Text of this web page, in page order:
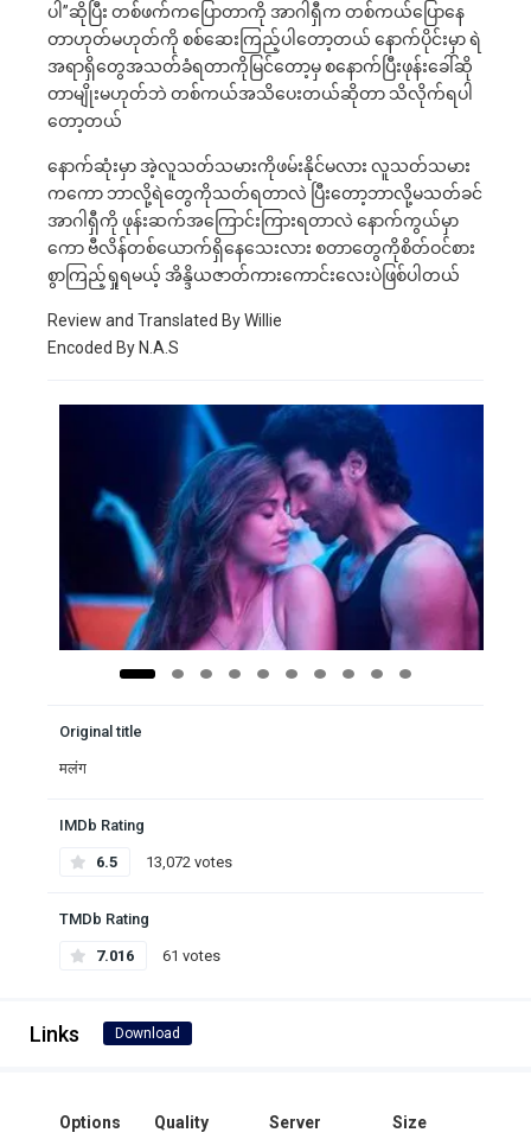
ပါ”ဆိုပြီး တစ်ဖက်ကပြောတာကို အာဂါရှီက တစ်ကယ်ပြောနေ
တာဟုတ်မဟုတ်ကို စစ်ဆေးကြည့်ပါတော့တယ် နောက်ပိုင်းမှာ ရဲ
အရာရှိတွေအသတ်ခံရတာကိုမြင်တော့မှ စနောက်ပြီးဖုန်းခေါ်ဆို
တာမျိုးမဟုတ်ဘဲ တစ်ကယ်အသိပေးတယ်ဆိုတာ သိလိုက်ရပါ
တော့တယ်
နောက်ဆုံးမှာ အဲ့လူသတ်သမားကိုဖမ်းနိုင်မလား လူသတ်သမား
ကကော ဘာလို့ရဲတွေကိုသတ်ရတာလဲ ပြီးတော့ဘာလို့မသတ်ခင်
အာဂါရှီကို ဖုန်းဆက်အကြောင်းကြားရတာလဲ နောက်ကွယ်မှာ
ကော ဗီလိန်တစ်ယောက်ရှိနေသေးလား စတာတွေကိုစိတ်ဝင်စား
စွာကြည့်ရှုရမယ့် အိန္ဒိယဇာတ်ကားကောင်းလေးပဲဖြစ်ပါတယ်
Review and Translated By Willie
Encoded By N.A.S
Original title
मलंग
IMDb Rating
6.5 13,072 votes
TMDb Rating
7.016 61 votes
Links Download
Options Quality Server Size